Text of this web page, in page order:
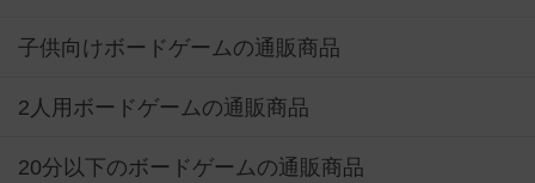
子供向けボードゲームの通販商品
2人用ボードゲームの通販商品
20分以下のボードゲームの通販商品